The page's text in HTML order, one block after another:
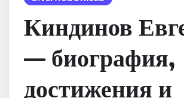
Киндинов
— биография,
достижения и